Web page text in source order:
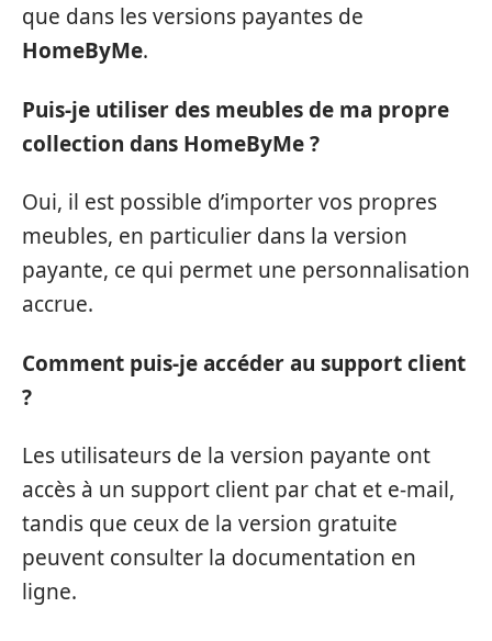
que dans les versions payantes de
HomeByMe.
Puis-je utiliser des meubles de ma propre
collection dans HomeByMe ?
Oui, il est possible d’importer vos propres
meubles, en particulier dans la version
payante, ce qui permet une personnalisation
accrue.
Comment puis-je accéder au support client
?
Les utilisateurs de la version payante ont
accès à un support client par chat et e-mail,
tandis que ceux de la version gratuite
peuvent consulter la documentation en
ligne.